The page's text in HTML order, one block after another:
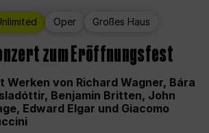
Oper Großes Haus
zum Eröffnungsfest
Werken von Richard Wagner, Bára
Benjamin Britten, John
Edward Elgar und Giacomo